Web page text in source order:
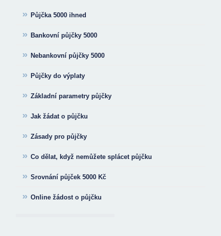
» Půjčka 5000 ihned
» Bankovní půjčky 5000
» Nebankovní půjčky 5000
» Půjčky do výplaty
» Základní parametry půjčky
» Jak žádat o půjčku
» Zásady pro půjčky
» Co dělat, když nemůžete splácet půjčku
» Srovnání půjček 5000 Kč
» Online žádost o půjčku